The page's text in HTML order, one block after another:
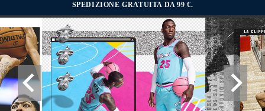
SPEDIZIONE GRATUITA DA 99 €.